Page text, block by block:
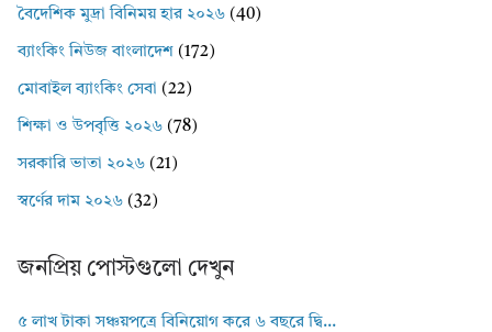
বৈদেশিক মুদ্রা বিনিময় হার ২০২৬ (40)
ব্যাংকিং নিউজ বাংলাদেশ (172)
মোবাইল ব্যাংকিং সেবা (22)
শিক্ষা ও উপবৃত্তি ২০২৬ (78)
সরকারি ভাতা ২০২৬ (21)
স্বর্ণের দাম ২০২৬ (32)
জনপ্রিয় পোস্টগুলো দেখুন
৫ লাখ টাকা সঞ্চয়পত্রে বিনিয়োগ করে ৬ বছরে দ্বি...